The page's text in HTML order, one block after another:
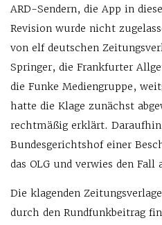
ARD-Sendern, die App in
Revision wurde nicht
von elf deutschen
Springer, die Frankfurter
die Funke Mediengruppe,
hatte die Klage zunächst
rechtmäßig erklärt.
Bundesgerichtshof einer
das OLG und verwies den
Die klagenden
durch den Rundfunkbeitrag